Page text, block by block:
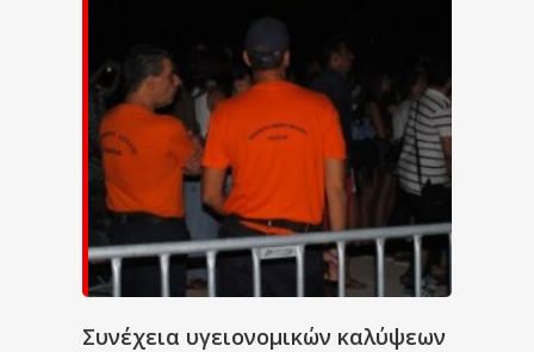
Συνέχεια υγειονομικών καλύψεων